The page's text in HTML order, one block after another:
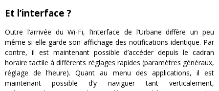
Et l’interface ?
Outre l’arrivée du Wi-Fi, l’interface de l’Urbane diffère un peu
même si elle garde son affichage des notifications identique. Par
contre, il est maintenant possible d’accéder depuis le cadran
horaire tactile à différents réglages rapides (paramètres généraux,
réglage de l’heure). Quant au menu des applications, il est
maintenant possible d’y naviguer tant verticalement,